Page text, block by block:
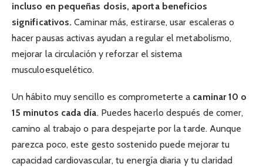
incluso en pequeñas dosis, aporta beneficios
significativos. Caminar más, estirarse, usar escaleras o
hacer pausas activas ayudan a regular el metabolismo,
mejorar la circulación y reforzar el sistema
musculoesquelético.
Un hábito muy sencillo es comprometerte a caminar 10 o
15 minutos cada día. Puedes hacerlo después de comer,
camino al trabajo o para despejarte por la tarde. Aunque
parezca poco, este gesto sostenido puede mejorar tu
capacidad cardiovascular, tu energía diaria y tu claridad